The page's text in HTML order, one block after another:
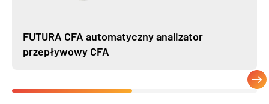
FUTURA CFA automatyczny analizator
przepływowy CFA